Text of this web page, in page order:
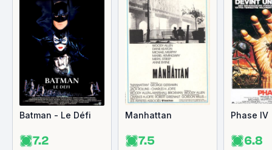
Batman - Le Défi
7.2
Manhattan
7.5
Phase IV
6.8